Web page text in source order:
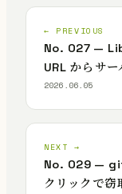
← PREVIOUS
No. 027 —
URL からサ
2026.06.05
NEXT →
No. 029 —
クリックで窃